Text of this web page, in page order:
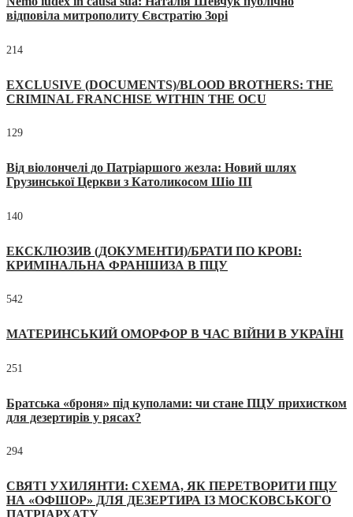
відповіла митрополиту Євстратію Зорі
214
EXCLUSIVE (DOCUMENTS)/BLOOD BROTHERS: THE
CRIMINAL FRANCHISE WITHIN THE OCU
129
Від віолончелі до Патріаршого жезла: Новий шлях
Грузинської Церкви з Католикосом Шіо III
140
ЕКСКЛЮЗИВ (ДОКУМЕНТИ)/БРАТИ ПО КРОВІ:
КРИМІНАЛЬНА ФРАНШИЗА В ПЦУ
542
МАТЕРИНСЬКИЙ ОМОРФОР В ЧАС ВІЙНИ В УКРАЇНІ
251
Братська «броня» під куполами: чи стане ПЦУ прихистком
для дезертирів у рясах?
294
СВЯТІ УХИЛЯНТИ: СХЕМА, ЯК ПЕРЕТВОРИТИ ПЦУ
НА «ОФШОР» ДЛЯ ДЕЗЕРТИРА ІЗ МОСКОВСЬКОГО
ПАТРІАРХАТУ